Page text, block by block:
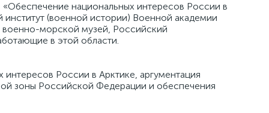
«Обеспечение национальных интересов России в
(военной истории) Военной академии
военно-морской музей, Российский
в этой области.
России в Арктике, аргументация
зоны Российской Федерации и обеспечения